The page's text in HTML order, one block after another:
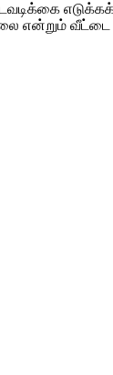
என்றும்